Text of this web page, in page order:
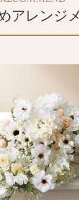
アレンジ